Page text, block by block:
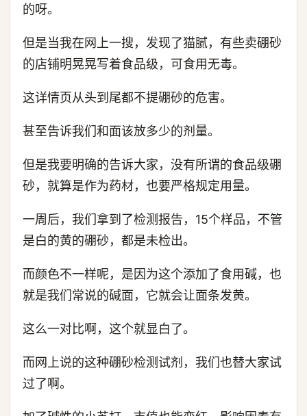
的呀。
但是当我在网上一搜，发现了猫腻，有些卖硼砂
的店铺明晃晃写着食品级，可食用无毒。
这详情页从头到尾都不提硼砂的危害。
甚至告诉我们和面该放多少的剂量。
但是我要明确的告诉大家，没有所谓的食品级硼
砂，就算是作为药材，也要严格规定用量。
一周后，我们拿到了检测报告，15个样品，不管
是白的黄的硼砂，都是未检出。
而颜色不一样呢，是因为这个添加了食用碱，也
就是我们常说的碱面，它就会让面条发黄。
这么一对比啊，这个就显白了。
而网上说的这种硼砂检测试剂，我们也替大家试
过了啊。